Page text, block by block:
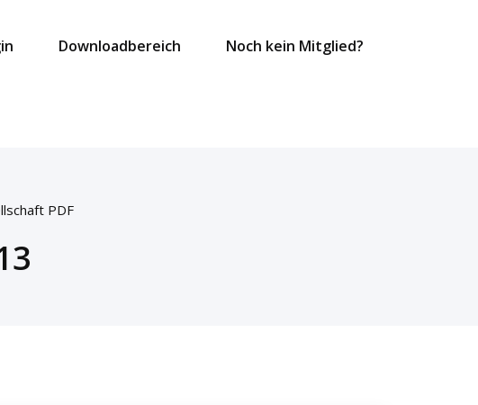
Downloadbereich Noch kein Mitglied?
PDF